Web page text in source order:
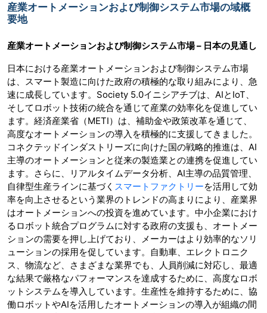
産業オートメーションおよび制御システム市場の域概
要地
産業オートメーションおよび制御システム市場 – 日本の見通し
日本における産業オートメーションおよび制御システム市場
は、スマート製造に向けた政府の積極的な取り組みにより、急
速に成長しています。Society 5.0イニシアチブは、AIとIoT、
そしてロボット技術の統合を通じて産業の効率化を促進してい
ます。経済産業省（METI）は、補助金や政策改革を通じて、
高度なオートメーションの導入を積極的に支援してきました。
コネクテッドインダストリーズに向けた国の戦略的推進は、AI
主導のオートメーションと従来の製造業との連携を促進してい
ます。さらに、リアルタイムデータ分析、AI主導の品質管理、
自律型生産ラインに基づく スマートファクトリーを活用して効
率を向上させるという業界のトレンドの高まりにより、産業界
はオートメーションへの投資を進めています。中小企業におけ
るロボット統合プログラムに対する政府の支援も、オートメー
ションの需要を押し上げており、メーカーはより効率的なソリ
ューションの採用を促しています。自動車、エレクトロニク
ス、物流など、さまざまな業界でも、人員削減に対応し、最適
な結果で厳格なパフォーマンスを達成するために、高度なロボ
ットシステムを導入しています。生産性を維持するために、協
働ロボットやAIを活用したオートメーションの導入が組織の間